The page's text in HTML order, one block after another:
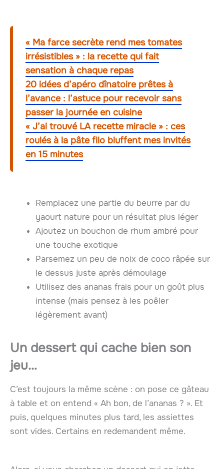
« Ma farce secrète rend mes tomates
irrésistibles » : la recette qui fait
sensation à chaque repas
20 idées d’apéro dînatoire prêtes à
l’avance : l’astuce pour recevoir sans
passer la journée en cuisine
« J’ai trouvé LA recette miracle » : ces
roulés à la pâte filo bluffent mes invités
en 15 minutes
Remplacez une partie du beurre par du
yaourt nature pour un résultat plus léger
Ajoutez un bouchon de rhum ambré pour
une touche exotique
Parsemez un peu de noix de coco râpée sur
le dessus juste après démoulage
Utilisez des ananas frais pour un goût plus
intense (mais pensez à les poêler
légèrement avant)
Un dessert qui cache bien son
jeu…
C’est toujours la même scène : on pose ce gâteau
à table et on entend « Ah bon, de l’ananas ? ». Et
puis, quelques minutes plus tard, les assiettes
sont vides. Certains en redemandent même.